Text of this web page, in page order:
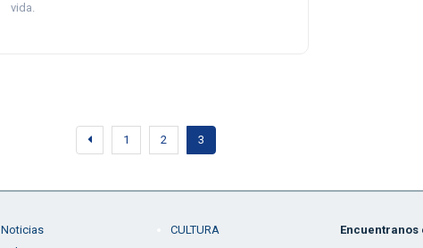
vida.
1 2 3
Noticias
CULTURA
Encuentranos